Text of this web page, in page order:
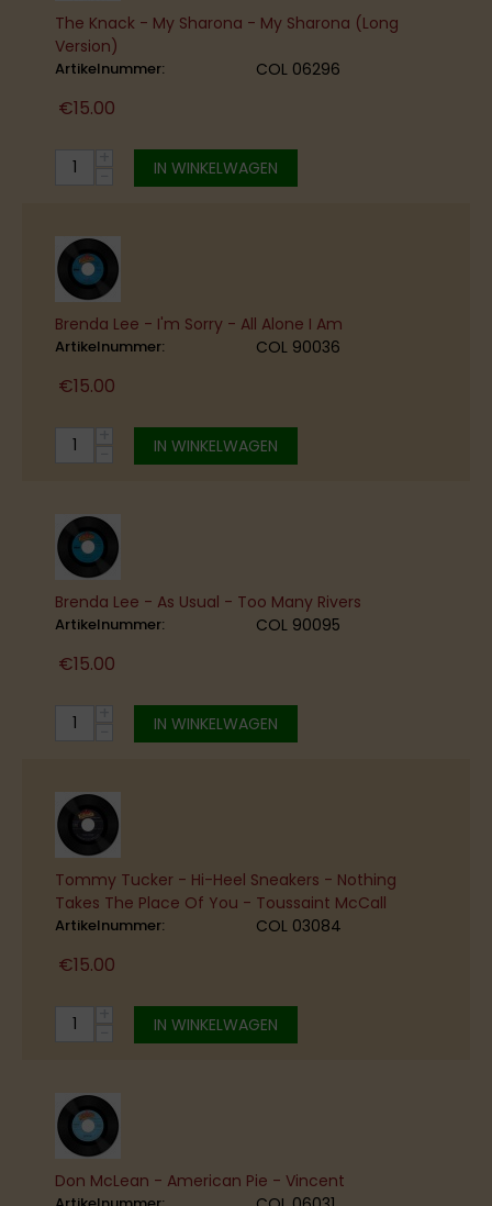
The Knack - My Sharona - My Sharona (Long
Version)
Artikelnummer: COL 06296
€15.00
IN WINKELWAGEN
Brenda Lee - I'm Sorry - All Alone I Am
Artikelnummer: COL 90036
€15.00
+
− IN WINKELWAGEN
Brenda Lee - As Usual - Too Many Rivers
Artikelnummer: COL 90095
€15.00
IN WINKELWAGEN
Tommy Tucker - Hi-Heel Sneakers - Nothing
Takes The Place Of You - Toussaint McCall
Artikelnummer: COL 03084
€15.00
+
− IN WINKELWAGEN
Don McLean - American Pie - Vincent